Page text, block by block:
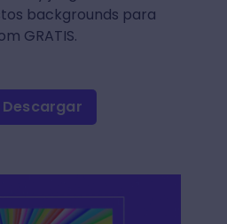
backgrounds para
GRATIS.
Descargar